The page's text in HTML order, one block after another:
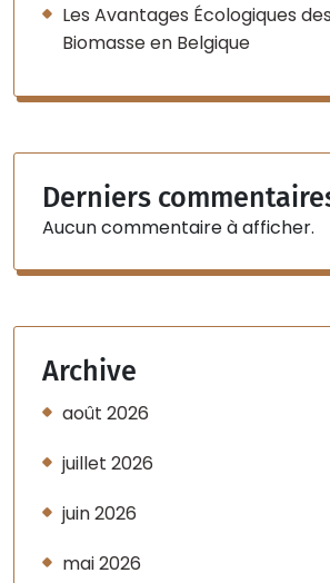
Les Avantages Écologiques
Biomasse en Belgique
Derniers
Aucun commentaire à afficher.
Archive
août 2026
juillet 2026
juin 2026
mai 2026